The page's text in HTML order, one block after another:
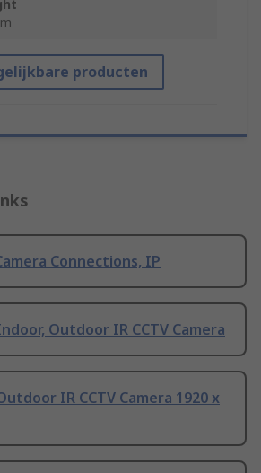
producten
Connections, IP
Outdoor IR CCTV Camera
IR CCTV Camera 1920 x